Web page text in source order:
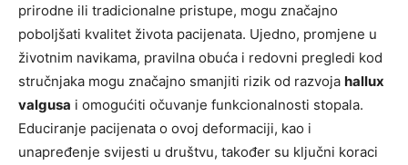
prirodne ili tradicionalne pristupe, mogu značajno
poboljšati kvalitet života pacijenata. Ujedno, promjene u
životnim navikama, pravilna obuća i redovni pregledi kod
stručnjaka mogu značajno smanjiti rizik od razvoja hallux
valgusa i omogućiti očuvanje funkcionalnosti stopala.
Educiranje pacijenata o ovoj deformaciji, kao i
unapređenje svijesti u društvu, također su ključni koraci